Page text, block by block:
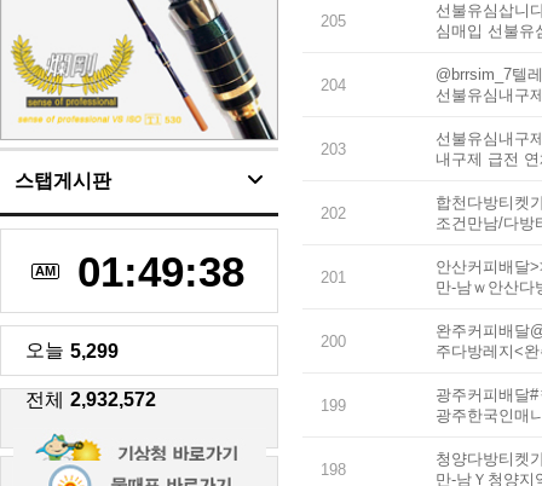
스탭게시판
AM 01:49:38
오늘 5,299
전체 2,932,572
205
선불유심삽니
심매입 선불유
204
@brrsim_7텔
선불유심내구
203
선불유심내구
내구제 급전
202
합천다방티켓
조건만남/다방
201
안산커피배달
만-남ｗ안산다
200
완주커피배달
주다방레지<
199
광주커피배달
광주한국인매
198
청양다방티켓
만-남Ｙ청양지